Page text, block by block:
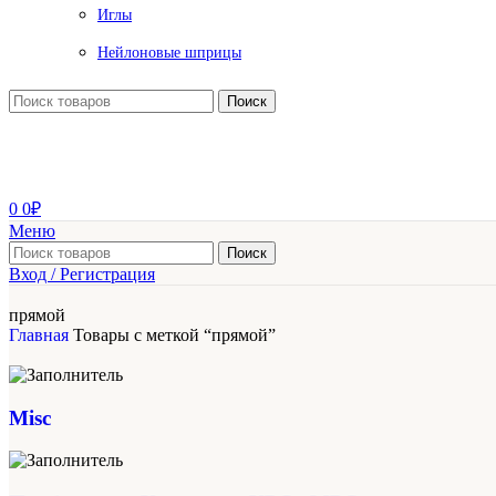
Иглы
Нейлоновые шприцы
Поиск
0 0₽
Меню
Поиск
Вход / Регистрация
прямой
Главная Товары с меткой “прямой”
Misc